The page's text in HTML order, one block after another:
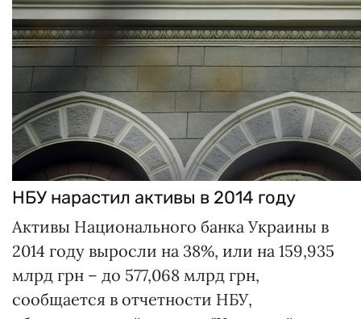
НБУ нарастил активы в 2014 году
Активы Национального банка Украины в
2014 году выросли на 38%, или на 159,935
млрд грн – до 577,068 млрд грн,
сообщается в отчетности НБУ,